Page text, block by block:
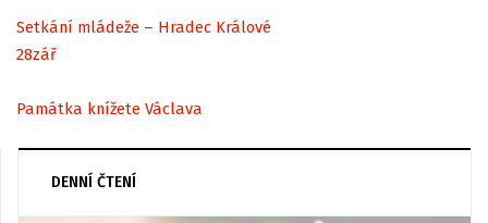
Setkání mládeže – Hradec Králové
28zář
Památka knížete Václava
DENNÍ ČTENÍ